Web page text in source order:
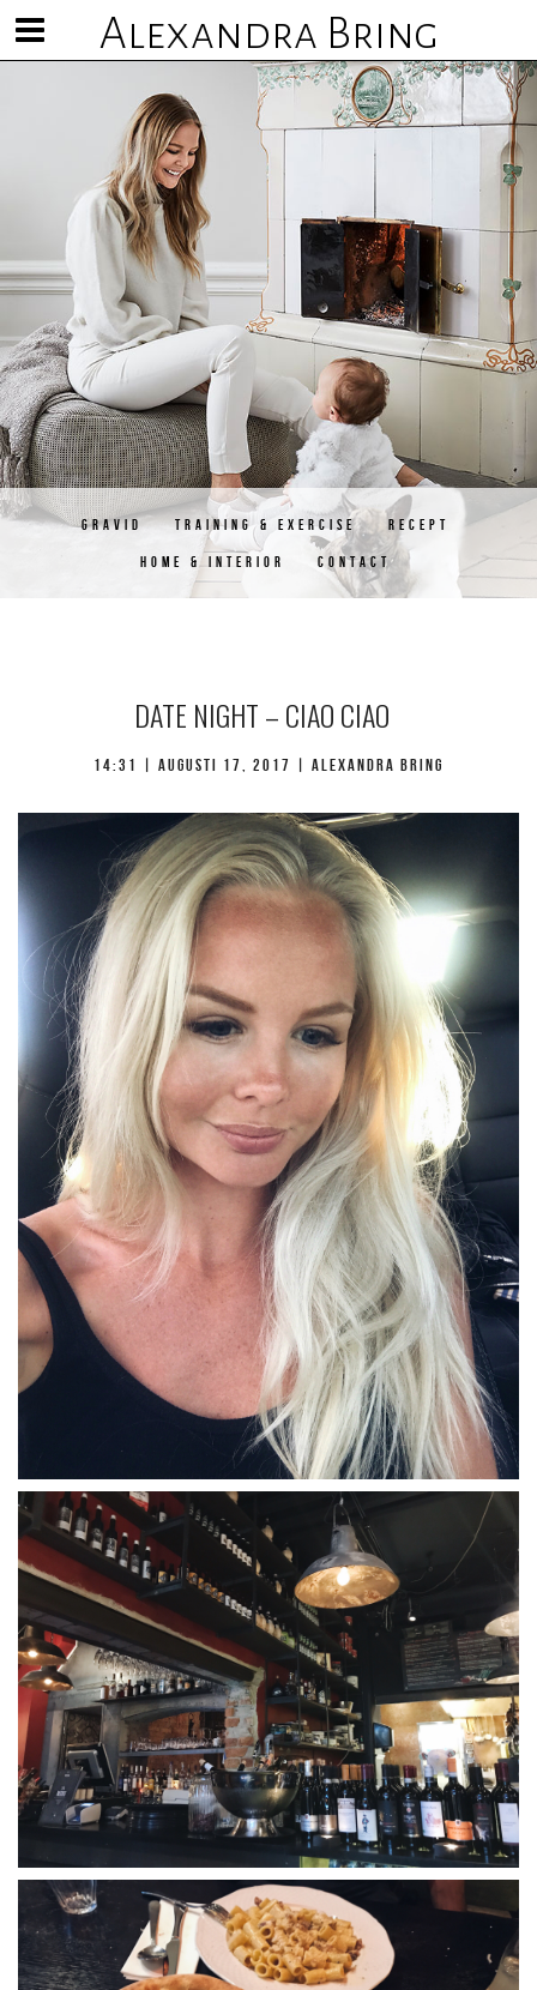
Alexandra Bring
Visa/göm
meny
GRAVID TRAINING & EXERCISE RECEPT
HOME & INTERIOR CONTACT
DATE NIGHT – CIAO CIAO
14:31 | augusti 17, 2017 | Alexandra Bring